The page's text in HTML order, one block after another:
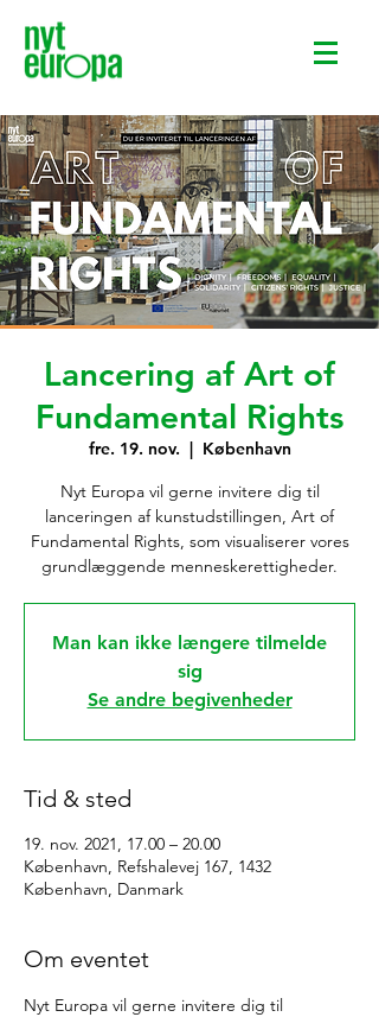
Lancering af Art of
Fundamental Rights
fre. 19. nov.
  |
København
Nyt Europa vil gerne invitere dig til
lanceringen af kunstudstillingen, Art of
Fundamental Rights, som visualiserer vores
grundlæggende menneskerettigheder.
Man kan ikke længere tilmelde
sig
Se andre begivenheder
Tid & sted
19. nov. 2021, 17.00 – 20.00
København, Refshalevej 167, 1432
København, Danmark
Om eventet
Nyt Europa vil gerne invitere dig til